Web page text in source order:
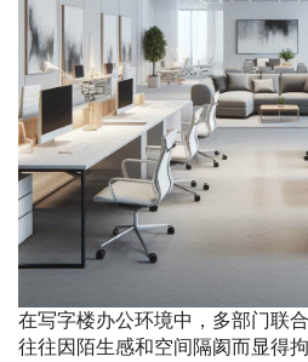
在写字楼办公环境中，多部门联
往往因陌生感和空间隔阂而显得